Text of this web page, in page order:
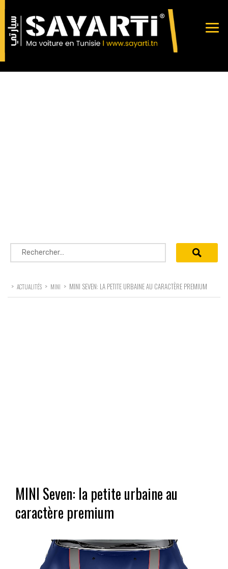
Rechercher :
> ACTUALITÉS > MINI > MINI SEVEN: LA PETITE URBAINE AU CARACTÈRE PREMIUM
MINI Seven: la petite urbaine au
caractère premium